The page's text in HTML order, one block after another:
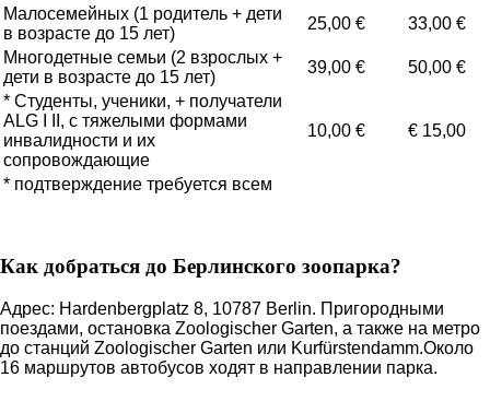
Малосемейных (1 родитель + дети
в возрасте до 15 лет)
25,00 €
33,00 €
Многодетные семьи (2 взрослых +
дети в возрасте до 15 лет)
39,00 €
50,00 €
* Студенты, ученики, + получатели
ALG I II, с тяжелыми формами
инвалидности и их
сопровождающие
10,00 € € 15,00
* подтверждение требуется всем
Как добраться до Берлинского зоопарка?
Адрес: Hardenbergplatz 8, 10787 Berlin. Пригородными
поездами, остановка Zoologischer Garten, а также на метро
до станций Zoologischer Garten или Kurfürstendamm.Около
16 маршрутов автобусов ходят в направлении парка.